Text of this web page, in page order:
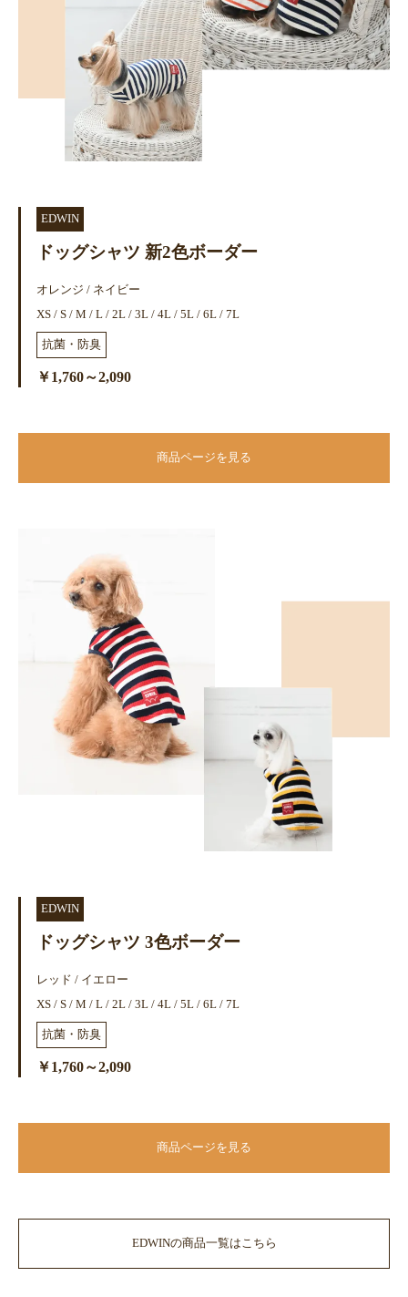
EDWIN
ドッグシャツ 新2色ボーダー
オレンジ / ネイビー
XS / S / M / L / 2L / 3L / 4L / 5L / 6L / 7L
抗菌・防臭
￥1,760～2,090
商品ページを見る
EDWIN
ドッグシャツ 3色ボーダー
レッド / イエロー
XS / S / M / L / 2L / 3L / 4L / 5L / 6L / 7L
抗菌・防臭
￥1,760～2,090
商品ページを見る
EDWINの商品一覧はこちら